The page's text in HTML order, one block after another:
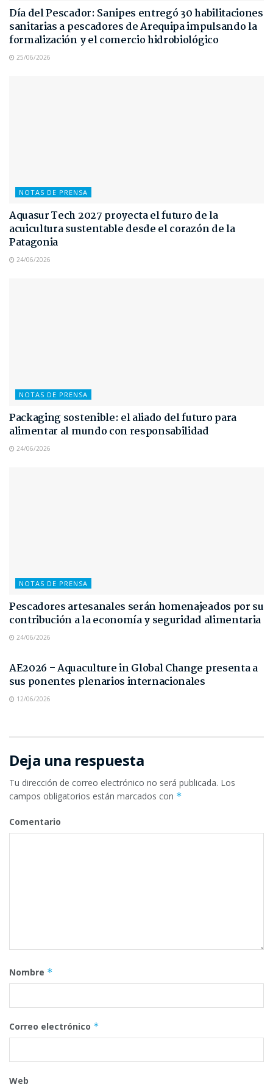
Día del Pescador: Sanipes entregó 30 habilitaciones
sanitarias a pescadores de Arequipa impulsando la
formalización y el comercio hidrobiológico
25/06/2026
NOTAS DE PRENSA
Aquasur Tech 2027 proyecta el futuro de la
acuicultura sustentable desde el corazón de la
Patagonia
24/06/2026
NOTAS DE PRENSA
Packaging sostenible: el aliado del futuro para
alimentar al mundo con responsabilidad
24/06/2026
NOTAS DE PRENSA
Pescadores artesanales serán homenajeados por su
contribución a la economía y seguridad alimentaria
24/06/2026
AE2026 – Aquaculture in Global Change presenta a
sus ponentes plenarios internacionales
12/06/2026
Deja una respuesta
Tu dirección de correo electrónico no será publicada. Los
campos obligatorios están marcados con *
Comentario
Nombre *
Correo electrónico *
Web